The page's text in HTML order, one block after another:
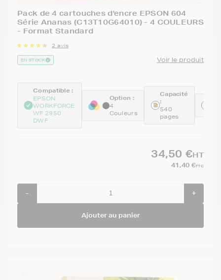
Pack de 4 cartouches d'encre EPSON 604
Série Ananas (C13T10G64010) - 4 COULEURS
- Format Standard
2 avis
EN STOCK Voir le produit
Compatible :
EPSON
WORKFORCE
WF 2950
DWF
Option :
4
Couleurs
Capacité
:
540
pages
34,50 €HT
41,40 €TTC
- +
Ajouter au panier